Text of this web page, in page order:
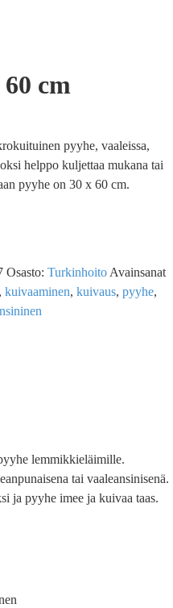
cm
pyyhe, vaaleissa,
helppo kuljettaa mukana tai
pyyhe on 30 x 60 cm.
Osasto: Turkinhoito Avainsanat
, kuivaaminen, kuivaus, pyyhe,
lemmikkieläimille.
tai vaaleansinisenä.
ja pyyhe imee ja kuivaa taas.